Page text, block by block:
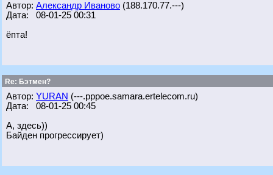
Автор: Александр Иваново (188.170.77.---)
Дата: 08-01-25 00:31
ёпта!
Re: Бэтмен?
Автор: YURAN (---.pppoe.samara.ertelecom.ru)
Дата: 08-01-25 00:45
А, здесь))
Байден прогрессирует)